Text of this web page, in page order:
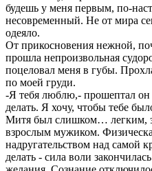
будешь у меня первым, по-
несовременный. Не от мира
одеяло.
От прикосновения нежной,
прошла непроизвольная
поцеловал меня в губы.
по моей груди.
-Я тебя люблю,- прошептал
делать. Я хочу, чтобы тебе
Митя был слишком… легким,
взрослым мужиком.
надругательством над самой
делать - сила воли